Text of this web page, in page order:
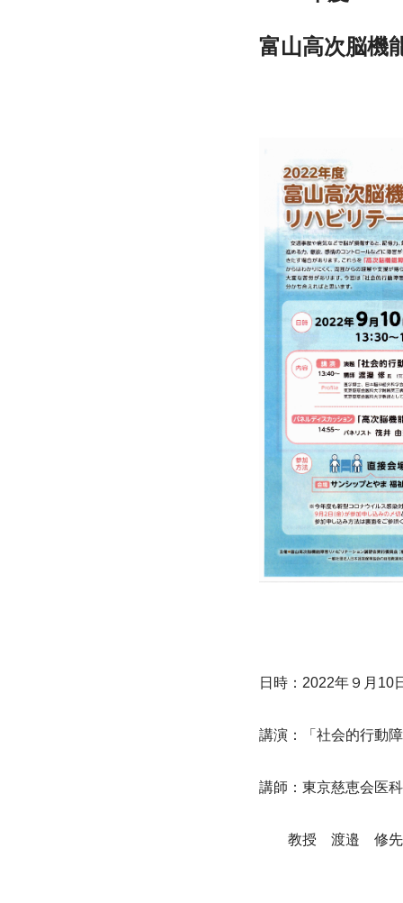
富山高次脳機
日時：2022年９月10
講演：「社会的行動
講師：東京慈恵会医
教授　渡邉　修